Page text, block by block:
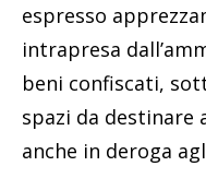
espresso
intrapresa
beni confiscati,
spazi da destinare
anche in deroga